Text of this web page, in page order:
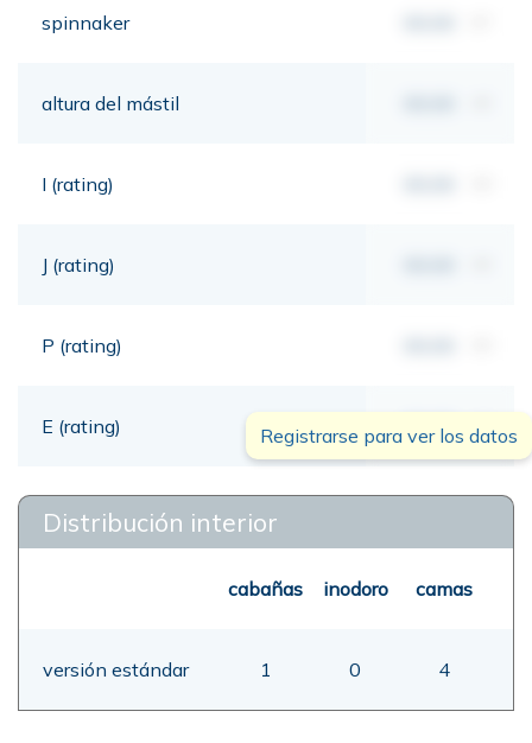
spinnaker
altura del mástil
I (rating)
J (rating)
P (rating)
E (rating) 00,00 mt
Registrarse para ver los datos
Distribución interior
cabañas inodoro camas
versión estándar 1 0 4